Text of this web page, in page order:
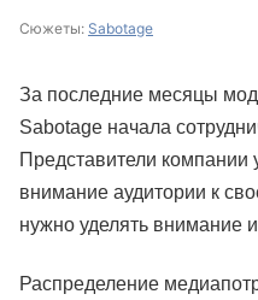
Сюжеты: Sabotage
За последние месяцы
Sabotage начала
Представители
внимание аудитории к
нужно уделять внимание
Распределение